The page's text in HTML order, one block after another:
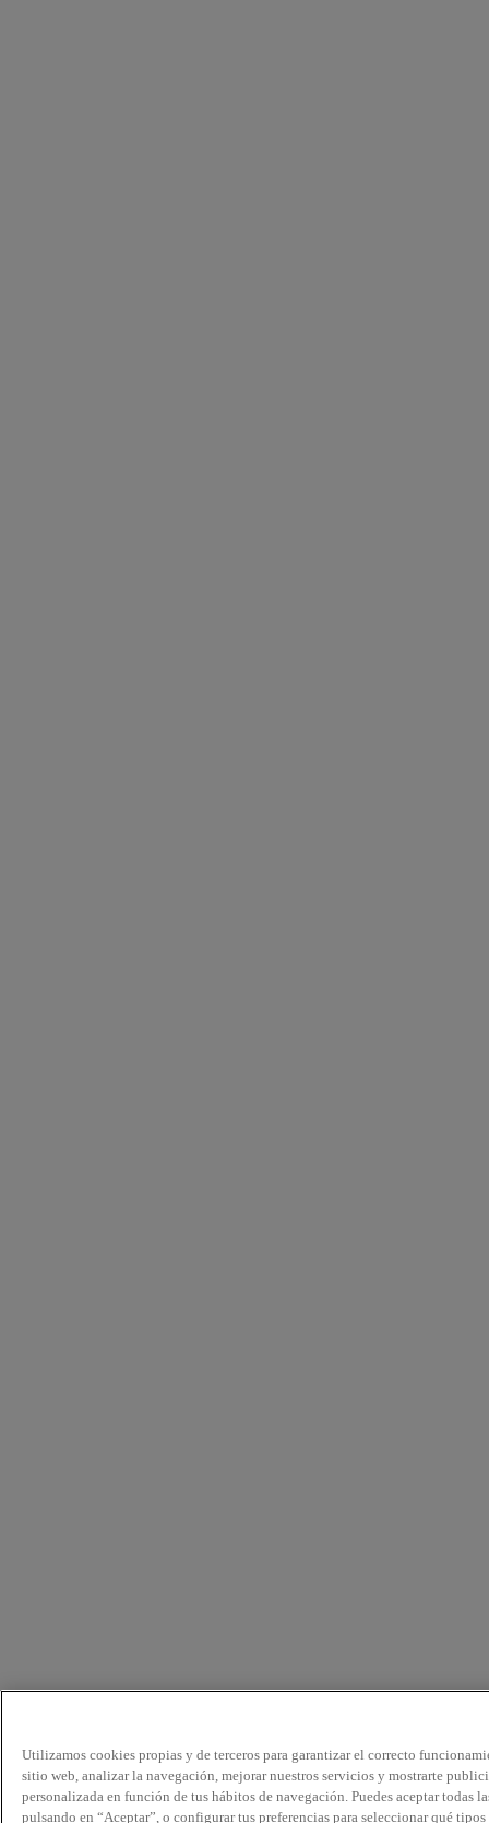
Utilizamos cookies propias y de terceros para garantizar el correcto
sitio web, analizar la navegación, mejorar nuestros servicios y mostrarte
personalizada en función de tus hábitos de navegación. Puedes aceptar todas
pulsando en “Aceptar”, o configurar tus preferencias para seleccionar qué tipos